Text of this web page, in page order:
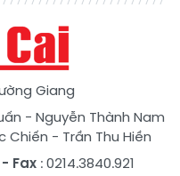
Giang
- Nguyễn Thành Nam
Chiến - Trần Thu Hiền
- Fax : 0214.3840.921